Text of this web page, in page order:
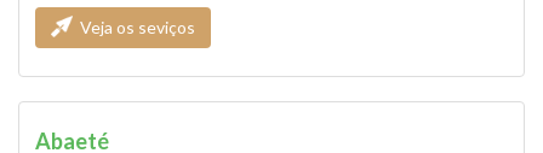
Veja os seviços
Abaeté